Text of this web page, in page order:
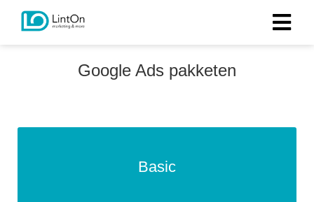
Google Ads pakketen
Basic